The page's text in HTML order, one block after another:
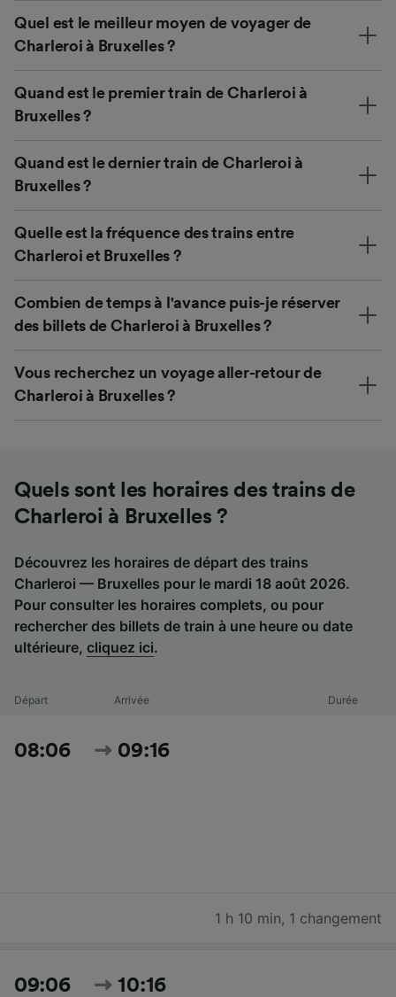
Quel est le meilleur moyen de voyager de
Charleroi à Bruxelles ?
Quand est le premier train de Charleroi à
Bruxelles ?
Quand est le dernier train de Charleroi à
Bruxelles ?
Quelle est la fréquence des trains entre
Charleroi et Bruxelles ?
Combien de temps à l'avance puis-je réserver
des billets de Charleroi à Bruxelles ?
Vous recherchez un voyage aller-retour de
Charleroi à Bruxelles ?
Quels sont les horaires des trains de
Charleroi à Bruxelles ?
Découvrez les horaires de départ des trains
Charleroi — Bruxelles pour le mardi 18 août 2026.
Pour consulter les horaires complets, ou pour
rechercher des billets de train à une heure ou date
ultérieure, cliquez ici.
Départ Arrivée Durée
08:06 09:16
1 h 10 min, 1 changement
09:06 10:16